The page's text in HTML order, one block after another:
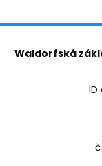
Waldorfská
ID